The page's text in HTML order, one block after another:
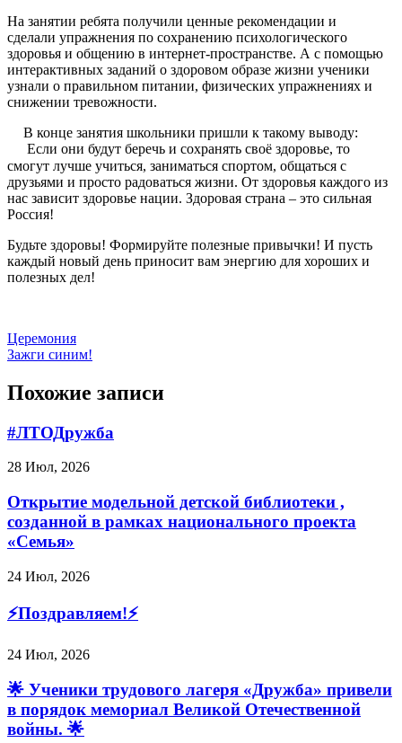
На занятии ребята получили ценные рекомендации и
сделали упражнения по сохранению психологического
здоровья и общению в интернет-пространстве. А с помощью
интерактивных заданий о здоровом образе жизни ученики
узнали о правильном питании, физических упражнениях и
снижении тревожности.
В конце занятия школьники пришли к такому выводу:
Если они будут беречь и сохранять своё здоровье, то
смогут лучше учиться, заниматься спортом, общаться с
друзьями и просто радоваться жизни. От здоровья каждого из
нас зависит здоровье нации. Здоровая страна – это сильная
Россия!
Будьте здоровы! Формируйте полезные привычки! И пусть
каждый новый день приносит вам энергию для хороших и
полезных дел!
Церемония
Зажги синим!
Похожие записи
#ЛТОДружба
28 Июл, 2026
Открытие модельной детской библиотеки ,
созданной в рамках национального проекта
«Семья»
24 Июл, 2026
⚡️Поздравляем!⚡️
24 Июл, 2026
🌟 Ученики трудового лагеря «Дружба» привели
в порядок мемориал Великой Отечественной
войны. 🌟